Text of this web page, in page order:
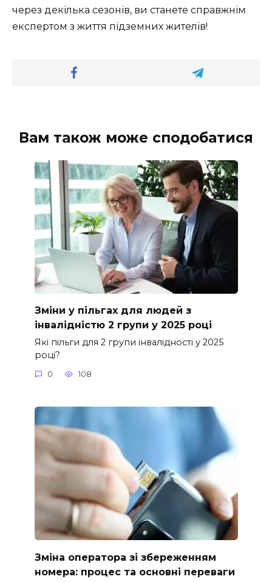
через декілька сезонів, ви станете справжнім
експертом з життя підземних жителів!
Вам також може сподобатися
Зміни у пільгах для людей з
інвалідністю 2 групи у 2025 році
Які пільги для 2 групи інвалідності у 2025
році?
0 108
Зміна оператора зі збереженням
номера: процес та основні переваги